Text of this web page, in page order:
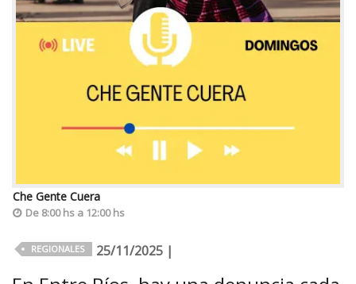
Che Gente Cuera
De 8:00 hs a 12:00 hs
REGIONALES 25/11/2025 |